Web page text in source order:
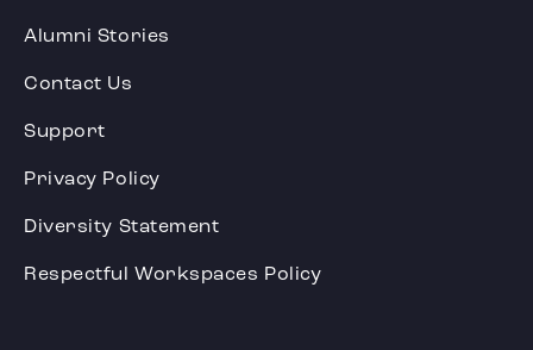
Alumni Stories
Contact Us
Support
Privacy Policy
Diversity Statement
Respectful Workspaces Policy